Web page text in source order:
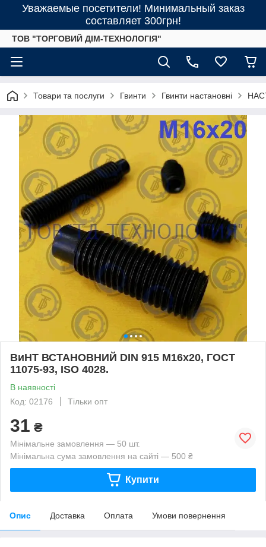
Уважаемые посетители! Минимальный заказ
составляет 300грн!
ТОВ "ТОРГОВИЙ ДІМ-ТЕХНОЛОГІЯ"
Товари та послуги Гвинти Гвинти настановні
ВиНТ ВСТАНОВНИЙ DIN 915 М16х20, ГОСТ
11075-93, ISO 4028.
В наявності
Код: 02176
Тільки опт
31 ₴
Мінімальне замовлення — 50 шт.
Мінімальна сума замовлення на сайті — 500 ₴
Купити
Опис Доставка Оплата Умови повернення